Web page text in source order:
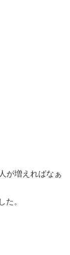
が増えればなぁ
た。